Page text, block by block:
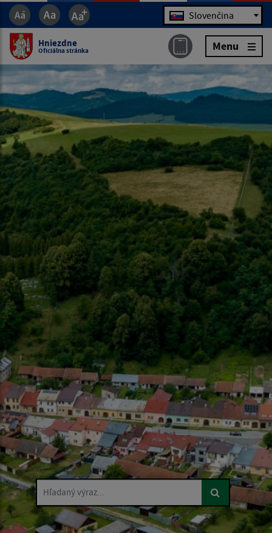
Jazyk Slovenčina
Hniezdne
Oficiálna stránka Menu
Hľadaný výraz...